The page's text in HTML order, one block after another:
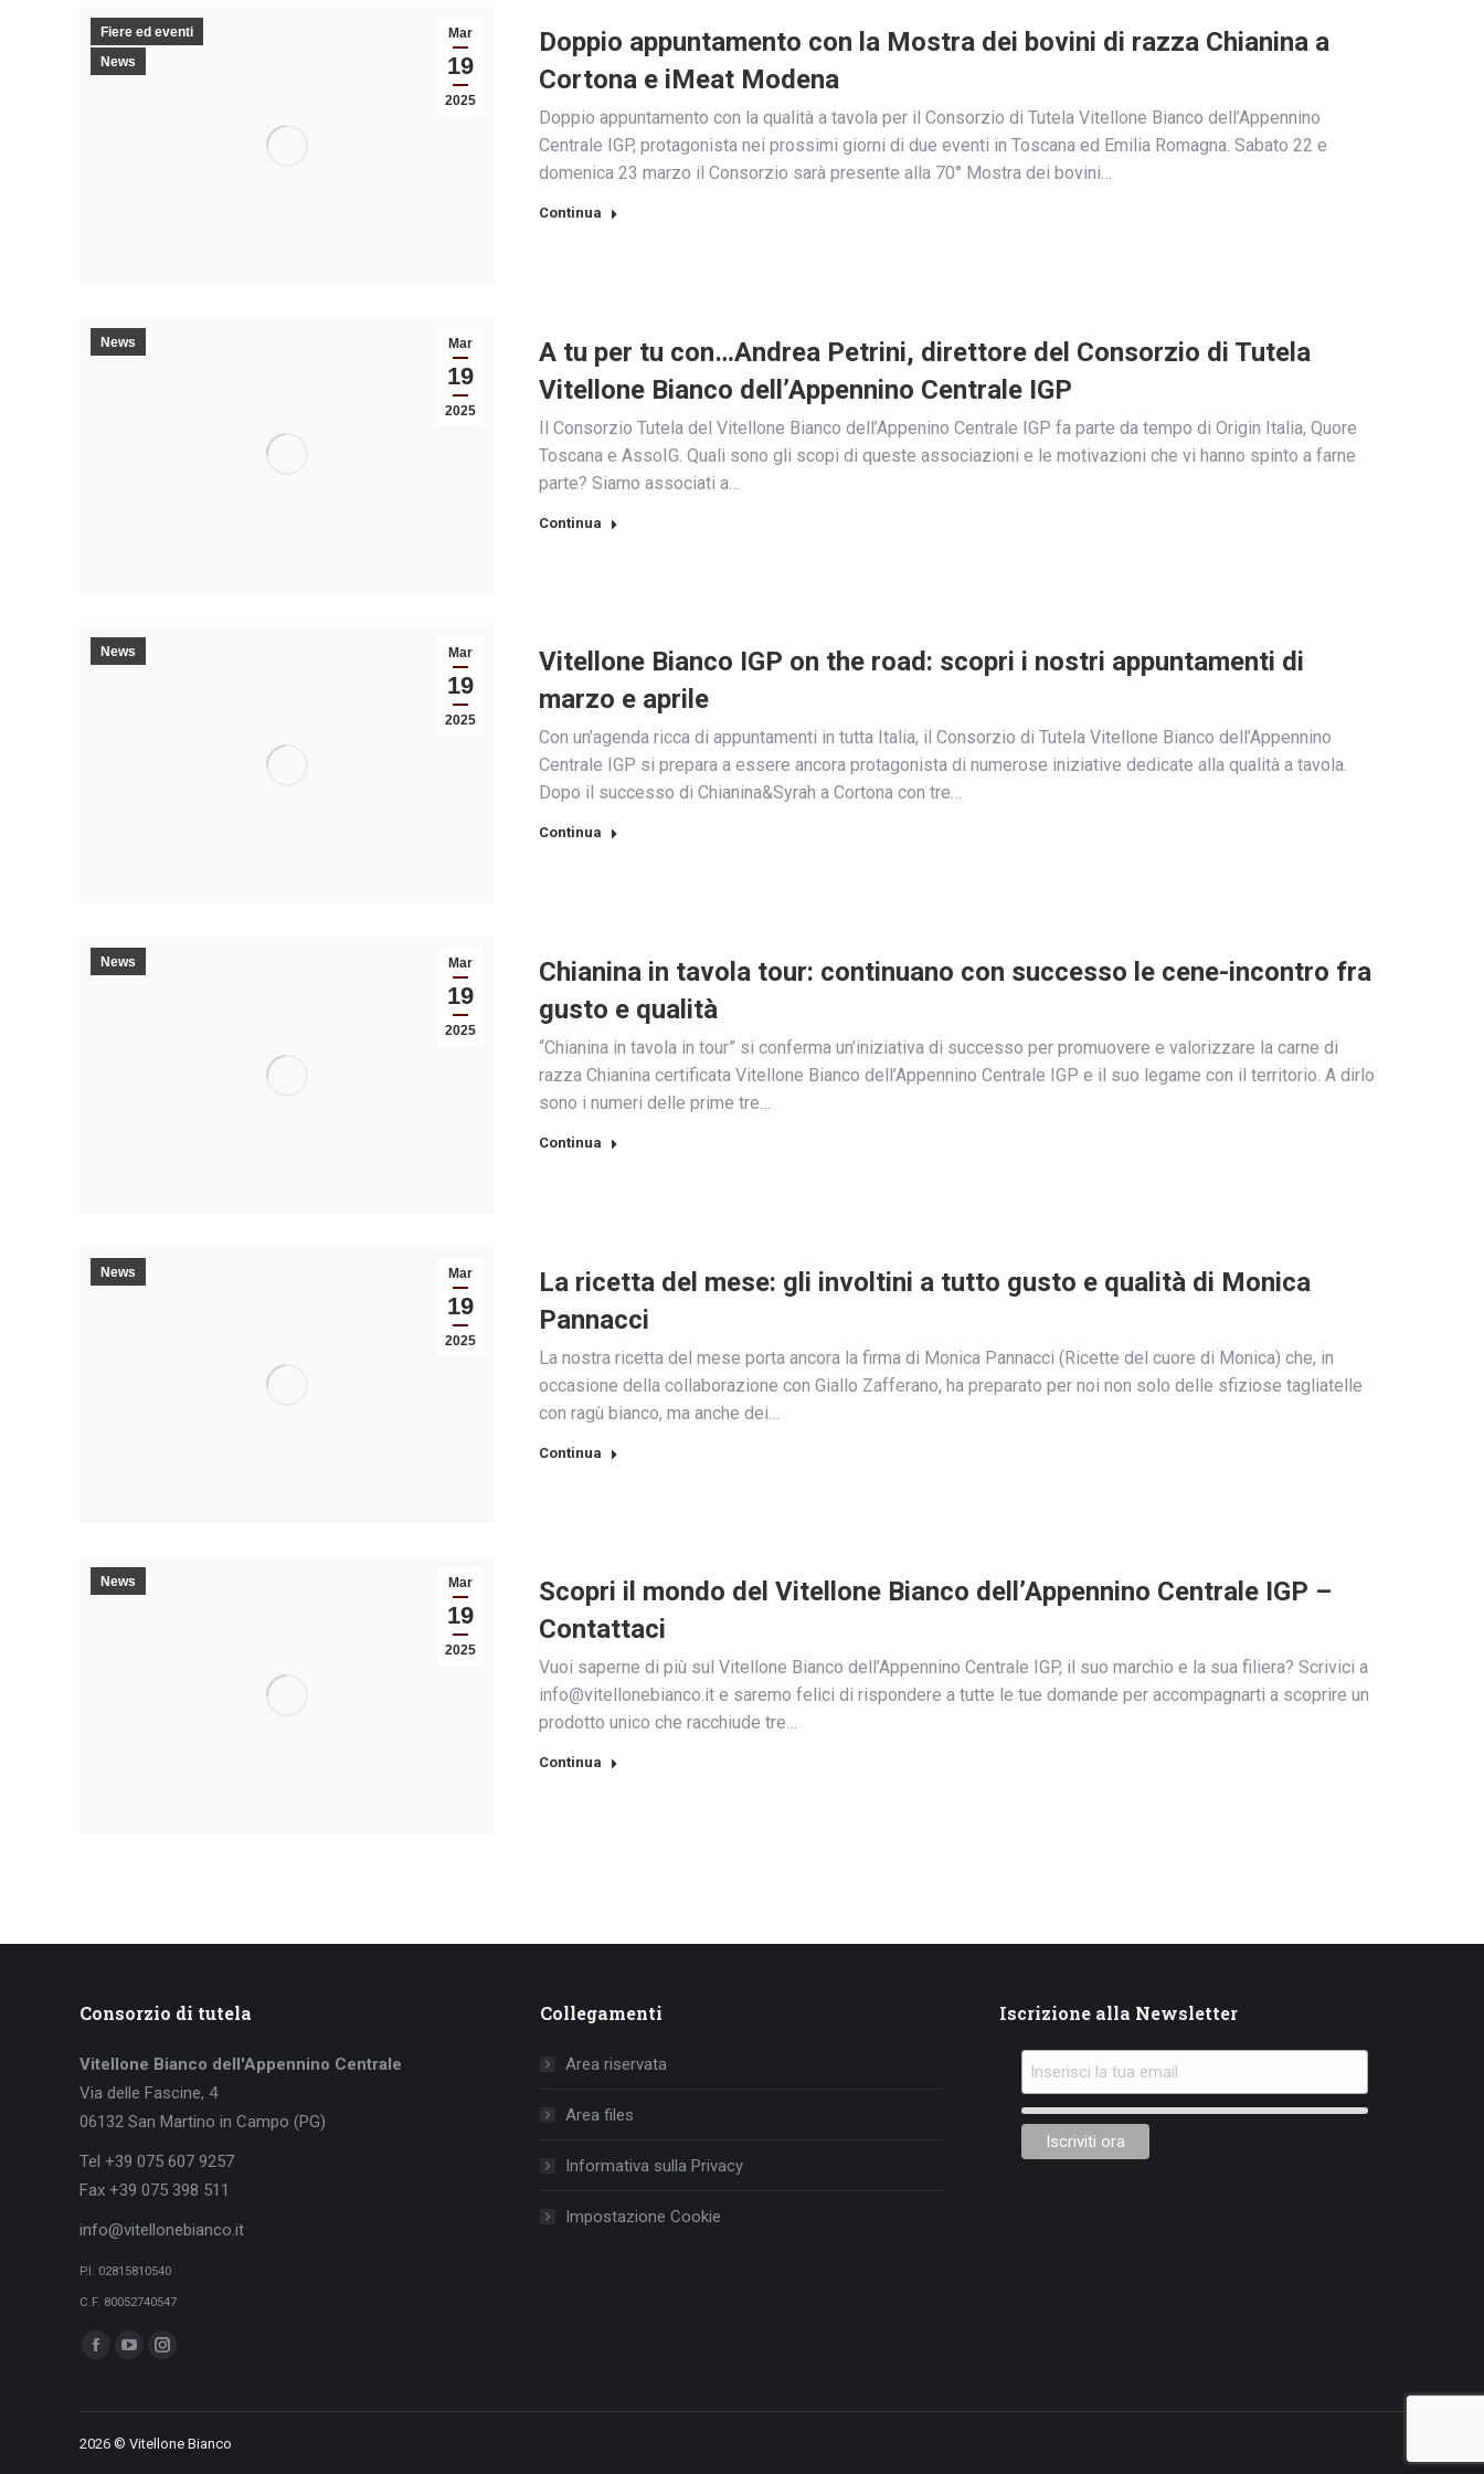
Mar
19
2025
Fiere ed eventi
News
Doppio appuntamento con la Mostra dei bovini di razza Chianina a
Cortona e iMeat Modena
Doppio appuntamento con la qualità a tavola per il Consorzio di Tutela Vitellone Bianco dell’Appennino
Centrale IGP, protagonista nei prossimi giorni di due eventi in Toscana ed Emilia Romagna. Sabato 22 e
domenica 23 marzo il Consorzio sarà presente alla 70° Mostra dei bovini…
Continua
Mar
19
2025
News
A tu per tu con…Andrea Petrini, direttore del Consorzio di Tutela
Vitellone Bianco dell’Appennino Centrale IGP
Il Consorzio Tutela del Vitellone Bianco dell’Appenino Centrale IGP fa parte da tempo di Origin Italia, Quore
Toscana e AssoIG. Quali sono gli scopi di queste associazioni e le motivazioni che vi hanno spinto a farne
parte? Siamo associati a…
Continua
Mar
19
2025
News
Vitellone Bianco IGP on the road: scopri i nostri appuntamenti di
marzo e aprile
Con un’agenda ricca di appuntamenti in tutta Italia, il Consorzio di Tutela Vitellone Bianco dell’Appennino
Centrale IGP si prepara a essere ancora protagonista di numerose iniziative dedicate alla qualità a tavola.
Dopo il successo di Chianina&Syrah a Cortona con tre…
Continua
Mar
19
2025
News
Chianina in tavola tour: continuano con successo le cene-incontro fra
gusto e qualità
“Chianina in tavola in tour” si conferma un’iniziativa di successo per promuovere e valorizzare la carne di
razza Chianina certificata Vitellone Bianco dell’Appennino Centrale IGP e il suo legame con il territorio. A dirlo
sono i numeri delle prime tre…
Continua
Mar
19
2025
News
La ricetta del mese: gli involtini a tutto gusto e qualità di Monica
Pannacci
La nostra ricetta del mese porta ancora la firma di Monica Pannacci (Ricette del cuore di Monica) che, in
occasione della collaborazione con Giallo Zafferano, ha preparato per noi non solo delle sfiziose tagliatelle
con ragù bianco, ma anche dei…
Continua
Mar
19
2025
News
Scopri il mondo del Vitellone Bianco dell’Appennino Centrale IGP –
Contattaci
Vuoi saperne di più sul Vitellone Bianco dell’Appennino Centrale IGP, il suo marchio e la sua filiera? Scrivici a
info@vitellonebianco.it e saremo felici di rispondere a tutte le tue domande per accompagnarti a scoprire un
prodotto unico che racchiude tre…
Continua
Consorzio di tutela
Vitellone Bianco dell'Appennino Centrale
Via delle Fascine, 4
06132 San Martino in Campo (PG)
Tel +39 075 607 9257
Fax +39 075 398 511
info@vitellonebianco.it
P.I. 02815810540
C.F. 80052740547
Ci puoi trovare su:
Facebook
opens
in
YouTube
opens
in
Instagram
opens
in
Collegamenti
Area riservata
Area files
Informativa sulla Privacy
Impostazione Cookie
Iscrizione alla Newsletter
2026 © Vitellone Bianco